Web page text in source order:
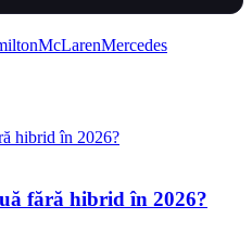
McLarenMercedes
fără hibrid în 2026?